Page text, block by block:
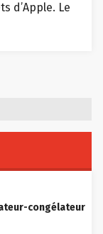
d’Apple. Le
congélateur